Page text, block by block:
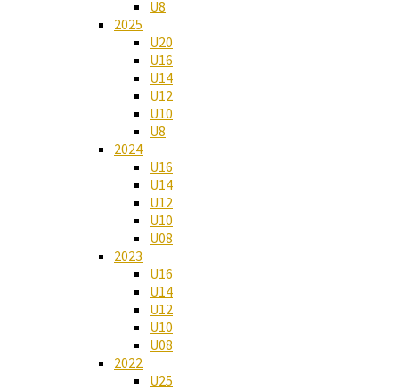
U8
2025
U20
U16
U14
U12
U10
U8
2024
U16
U14
U12
U10
U08
2023
U16
U14
U12
U10
U08
2022
U25